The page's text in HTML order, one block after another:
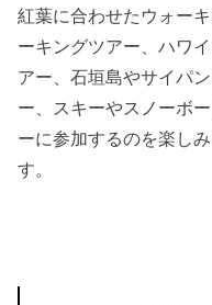
紅葉に合わせたウォー
ーキングツアー、ハワ
アー、石垣島やサイパ
ー、スキーやスノーボ
ーに参加するのを楽し
す。